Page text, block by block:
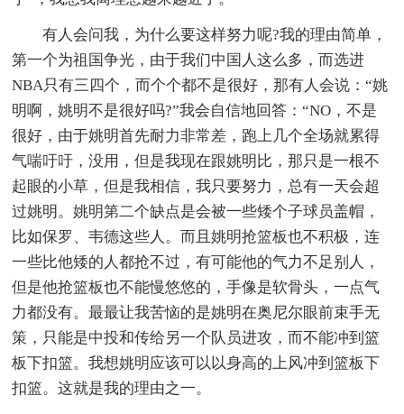
有人会问我，为什么要这样努力呢?我的理由简单，
第一个为祖国争光，由于我们中国人这么多，而选进
NBA只有三四个，而个个都不是很好，那有人会说：“姚
明啊，姚明不是很好吗?”我会自信地回答：“NO，不是
很好，由于姚明首先耐力非常差，跑上几个全场就累得
气喘吁吁，没用，但是我现在跟姚明比，那只是一根不
起眼的小草，但是我相信，我只要努力，总有一天会超
过姚明。姚明第二个缺点是会被一些矮个子球员盖帽，
比如保罗、韦德这些人。而且姚明抢篮板也不积极，连
一些比他矮的人都抢不过，有可能他的气力不足别人，
但是他抢篮板也不能慢悠悠的，手像是软骨头，一点气
力都没有。最最让我苦恼的是姚明在奥尼尔眼前束手无
策，只能是中投和传给另一个队员进攻，而不能冲到篮
板下扣篮。我想姚明应该可以以身高的上风冲到篮板下
扣篮。这就是我的理由之一。